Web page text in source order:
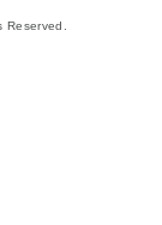
Reserved.